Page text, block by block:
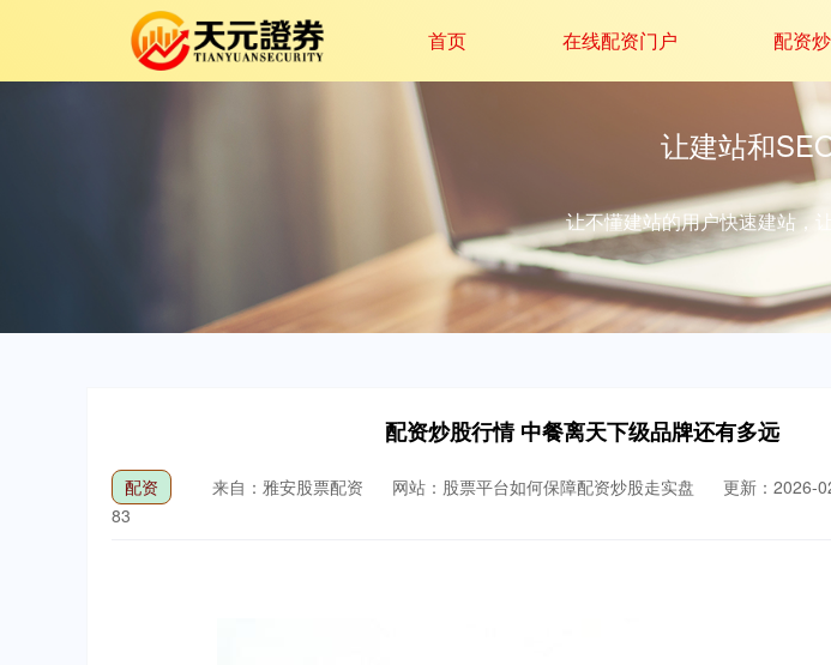
首页 在线配资门户 配资
让建站和
让不懂建站的用户快速建站，
配资炒股行情 中餐离天下级品牌还有多远
配资 来自：雅安股票配资 网站：股票平台如何保障配资炒股走实盘 更新：2026-
83